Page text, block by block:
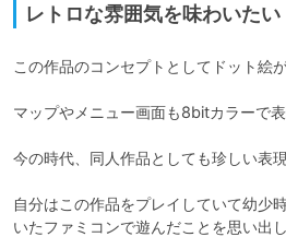
レトロな雰囲気を味わいたい
この作品のコンセプトとしてドット絵が
マップやメニュー画面も8bitカラーで表
今の時代、同人作品としても珍しい表現
自分はこの作品をプレイしていて幼少
いたファミコンで遊んだことを思い出し